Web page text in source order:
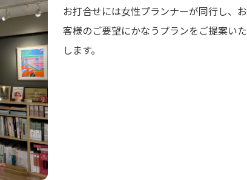
お打合せには女性プランナーが同行し、お
客様のご要望にかなうプランをご提案いた
します。